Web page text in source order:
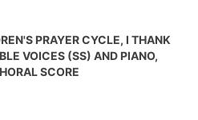
PRAYER CYCLE, I THANK
VOICES (SS) AND PIANO,
SCORE